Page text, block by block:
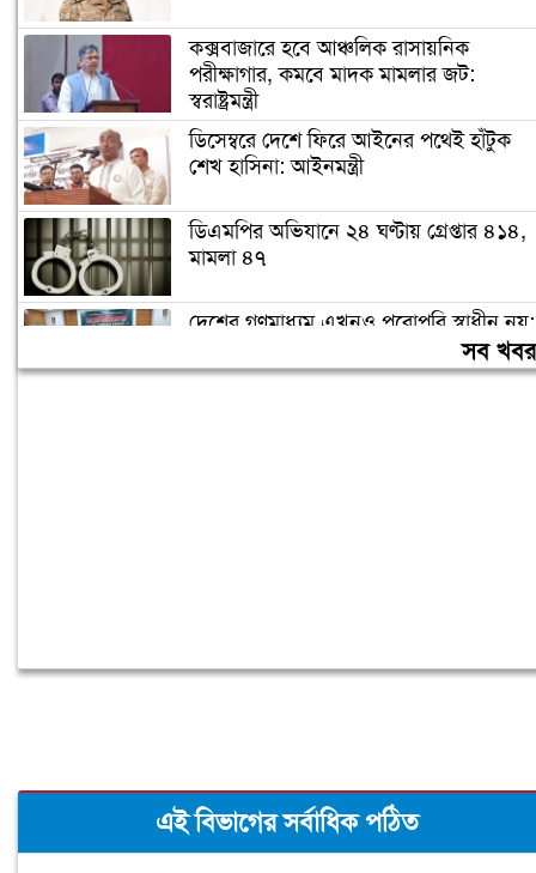
কক্সবাজারে হবে আঞ্চলিক রাসায়নিক
পরীক্ষাগার, কমবে মাদক মামলার জট:
স্বরাষ্ট্রমন্ত্রী
ডিসেম্বরে দেশে ফিরে আইনের পথেই হাঁটুক
শেখ হাসিনা: আইনমন্ত্রী
ডিএমপির অভিযানে ২৪ ঘণ্টায় গ্রেপ্তার ৪১৪,
মামলা ৪৭
দেশের গণমাধ্যম এখনও পুরোপুরি স্বাধীন নয়:
সব
এই বিভাগের সর্বাধিক পঠিত